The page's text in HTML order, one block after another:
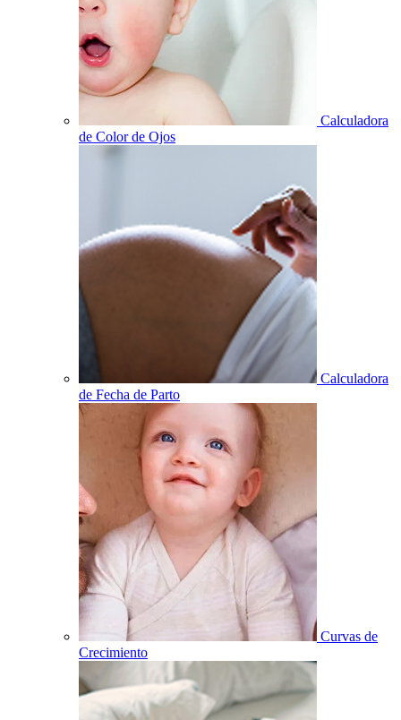
Calculadora
de Color de Ojos
Calculadora
de Fecha de Parto
Curvas de
Crecimiento